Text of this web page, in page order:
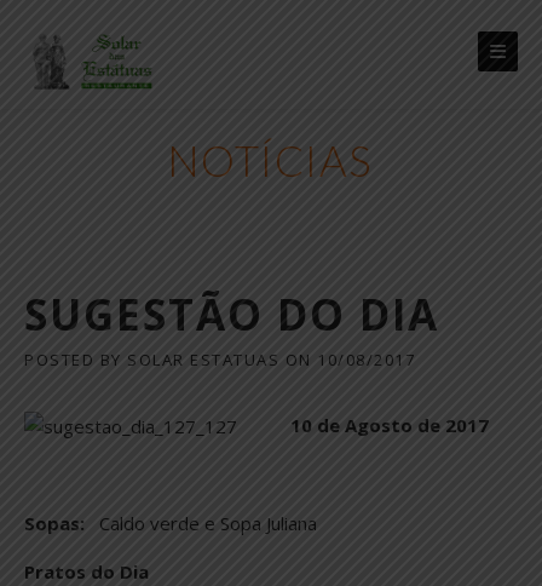
content
NOTÍCIAS
SUGESTÃO DO DIA
POSTED BY SOLAR ESTATUAS ON 10/08/2017
10 de Agosto de 2017
Sopas: Caldo verde e Sopa Juliana
Pratos do Dia